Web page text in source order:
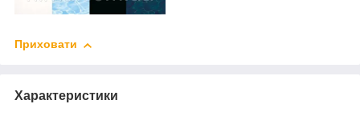
Приховати
Характеристики